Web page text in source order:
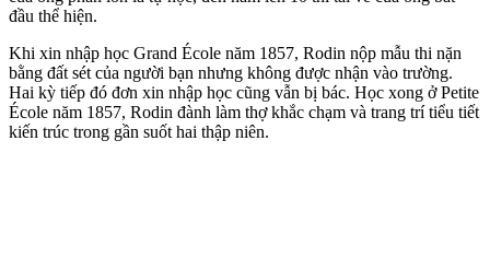
đầu thể hiện.
Khi xin nhập học Grand École năm 1857, Rodin nộp mẫu thi nặn
bằng đất sét của người bạn nhưng không được nhận vào trường.
Hai kỳ tiếp đó đơn xin nhập học cũng vẫn bị bác. Học xong ở Petite
École năm 1857, Rodin đành làm thợ khắc chạm và trang trí tiểu tiết
kiến trúc trong gần suốt hai thập niên.